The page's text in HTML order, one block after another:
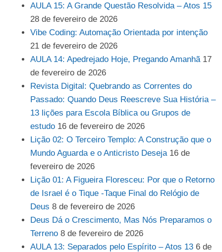
AULA 15: A Grande Questão Resolvida – Atos 15
28 de fevereiro de 2026
Vibe Coding: Automação Orientada por intenção
21 de fevereiro de 2026
AULA 14: Apedrejado Hoje, Pregando Amanhã 17
de fevereiro de 2026
Revista Digital: Quebrando as Correntes do
Passado: Quando Deus Reescreve Sua História –
13 lições para Escola Bíblica ou Grupos de
estudo 16 de fevereiro de 2026
Lição 02: O Terceiro Templo: A Construção que o
Mundo Aguarda e o Anticristo Deseja 16 de
fevereiro de 2026
Lição 01: A Figueira Floresceu: Por que o Retorno
de Israel é o Tique -Taque Final do Relógio de
Deus 8 de fevereiro de 2026
Deus Dá o Crescimento, Mas Nós Preparamos o
Terreno 8 de fevereiro de 2026
AULA 13: Separados pelo Espírito – Atos 13 6 de